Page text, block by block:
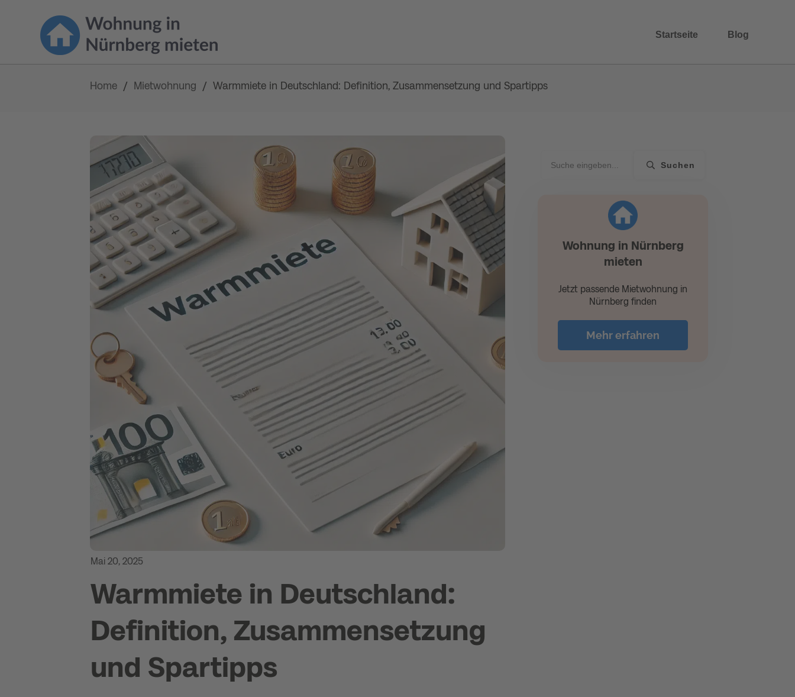
Startseite Blog
Home / Mietwohnung / Warmmiete in Deutschland: Definition, Zusammensetzung und Spartipps
Mai 20, 2025
Warmmiete in Deutschland:
Definition, Zusammensetzung
und Spartipps
Suchen
Wohnung in Nürnberg
mieten
Jetzt passende Mietwohnung in
Nürnberg finden
Mehr erfahren